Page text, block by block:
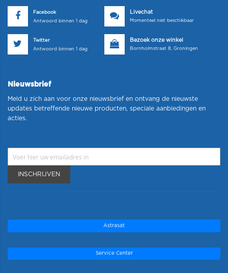
Facebook
Antwoord binnen 1 dag
Livechat
Momenteel niet beschikbaar
Twitter
Antwoord binnen 1 dag
Bezoek onze winkel
Bornholmstraat 8, Groningen
Nieuwsbrief
Meld u zich aan voor onze nieuwsbrief en ontvang de nieuwste
updates betreffende nieuwe producten, speciale aanbiedingen en
acties.
INSCHRIJVEN
Astrasat
Service Center